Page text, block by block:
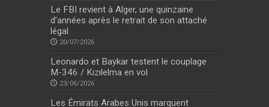
Le FBI revient à Alger, une quinzaine
d’années après le retrait de son attaché
légal
20/07/2026
Leonardo et Baykar testent le couplage
M-346 / Kızılelma en vol
23/06/2026
Les Émirats Arabes Unis marquent